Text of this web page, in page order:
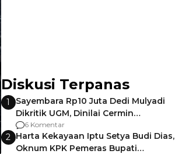
Diskusi Terpanas
1
Sayembara Rp10 Juta Dedi Mulyadi
Dikritik UGM, Dinilai Cermin
Gagalnya Negara Jamin Keamanan
6 Komentar
2 Harta Kekayaan Iptu Setya Budi Dias,
Oknum KPK Pemeras Bupati